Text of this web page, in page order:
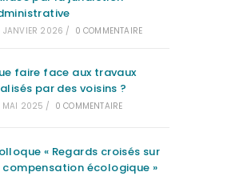
JANVIER 2026 / 0 COMMENTAIRE
faire face aux travaux
par des voisins ?
MAI 2025 / 0 COMMENTAIRE
« Regards croisés sur
compensation écologique »